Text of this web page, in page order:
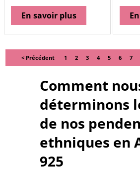
En savoir plus
< Précédent 1 2 3 4 5 6 7
Comment
déterminons
de nos
ethniques en
925